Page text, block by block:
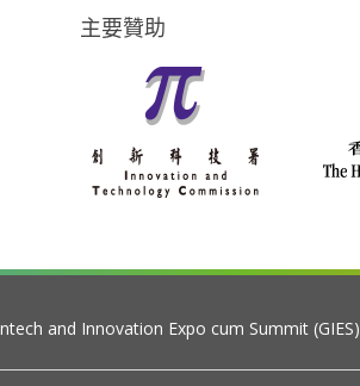
主要贊助
and Innovation Expo cum Summit (GIES)